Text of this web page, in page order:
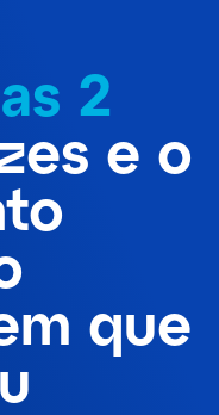
2
e o
que